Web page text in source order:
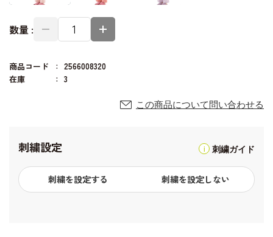
数量 :
商品コード
2566008320
在庫
3
この商品について問い合わせる
刺繍設定 刺繍ガイド
刺繍を設定する 刺繍を設定しない